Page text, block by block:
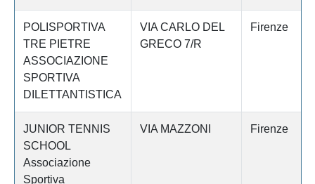
POLISPORTIVA
TRE PIETRE
ASSOCIAZIONE
SPORTIVA
DILETTANTISTICA
VIA CARLO DEL
GRECO 7/R
Firenze
JUNIOR TENNIS
SCHOOL
Associazione
Sportiva
VIA MAZZONI Firenze